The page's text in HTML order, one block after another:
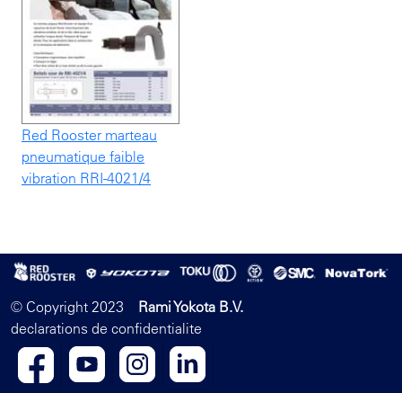
Red Rooster marteau
pneumatique faible
vibration RRI-4021/4
© Copyright 2023
Rami Yokota B.V.
declarations de confidentialite